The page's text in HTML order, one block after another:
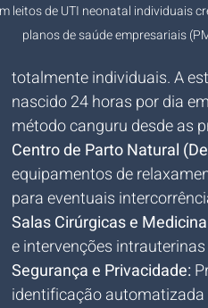
leitos de UTI neonatal individuais
planos de saúde empresariais
totalmente individuais. A
nascido 24 horas por dia
método canguru desde as
Centro de Parto Natural
equipamentos de
para eventuais
Salas Cirúrgicas e
e intervenções
Segurança e Privacidade:
identificação